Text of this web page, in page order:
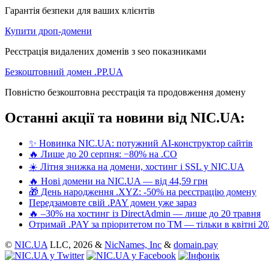
Гарантія безпеки для ваших клієнтів
Купити дроп-домени
Реєстрація видалених доменів з seo показниками
Безкоштовний домен .PP.UA
Повністю безкоштовна реєстрація та продовження домену
Останні акції та новини від NIC.UA:
✨ Новинка NIC.UA: потужний AI-конструктор сайтів
🔥 Лише до 20 серпня: −80% на .CO
☀️ Літня знижка на домени, хостинг і SSL у NIC.UA
🔥 Нові домени на NIC.UA — від 44,59 грн
🎁 День народження .XYZ: -50% на реєстрацію домену
Передзамовте свій .PAY домен уже зараз
🔥 –30% на хостинг із DirectAdmin — лише до 20 травня
Отримай .PAY за пріоритетом по ТМ — тільки в квітні
© NIC.UA LLC, 2026 & NicNames, Inc & domain.pay